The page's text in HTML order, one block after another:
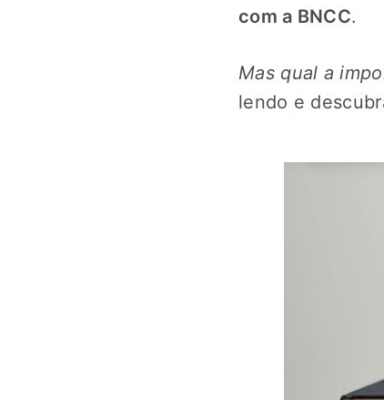
com a BNCC.
Mas qual a
lendo e